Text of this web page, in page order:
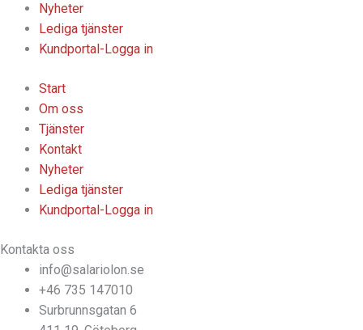
Nyheter
Lediga tjänster
Kundportal-Logga in
Start
Om oss
Tjänster
Kontakt
Nyheter
Lediga tjänster
Kundportal-Logga in
Kontakta oss
info@salariolon.se
+46 735 147010
Surbrunnsgatan 6